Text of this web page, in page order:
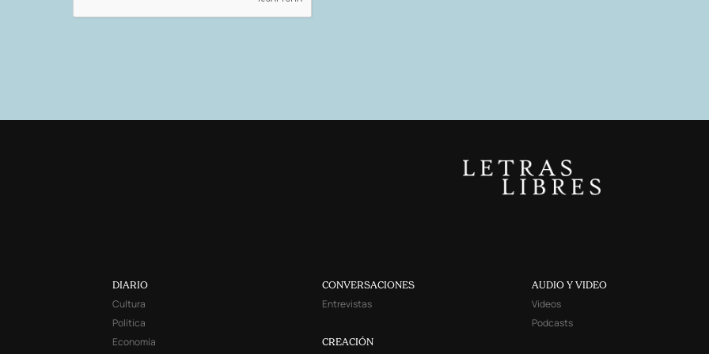
DIARIO
Cultura
Política
Economía
CONVERSACIONES
Entrevistas
CREACIÓN
AUDIO Y VIDEO
Videos
Podcasts